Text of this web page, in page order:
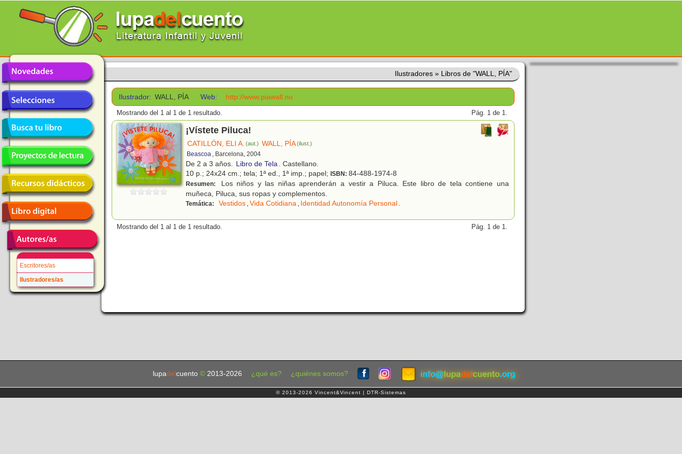
Escritores/as
Ilustradores/as
Ilustradores » Libros de "WALL, PÍA"
Ilustrador: WALL, PÍA Web: http://www.piawall.no
Mostrando del 1 al 1 de 1 resultado. Pág. 1 de 1.
¡Vístete Piluca!
CATILLÓN, ELI A. (aut.) WALL, PÍA(ilust.)
Beascoa , Barcelona, 2004
De 2 a 3 años. Libro de Tela. Castellano.
10 p.; 24x24 cm.; tela; 1ª ed., 1ª imp.; papel; ISBN: 84-488-1974-8
Resumen:
Los niños y las niñas aprenderán a vestir a Piluca. Este libro de tela contiene una
muñeca, Piluca, sus ropas y complementos.
Temática: Vestidos,Vida Cotidiana, Identidad Autonomía Personal.
Mostrando del 1 al 1 de 1 resultado. Pág. 1 de 1.
lupadel cuento © 2013-2026 ¿qué es? ¿quiénes somos?
© 2013-2026 Vincent&Vincent | DTR-Sistemas